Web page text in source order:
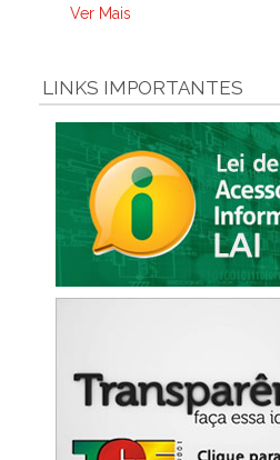
Ver Mais
LINKS IMPORTANTES